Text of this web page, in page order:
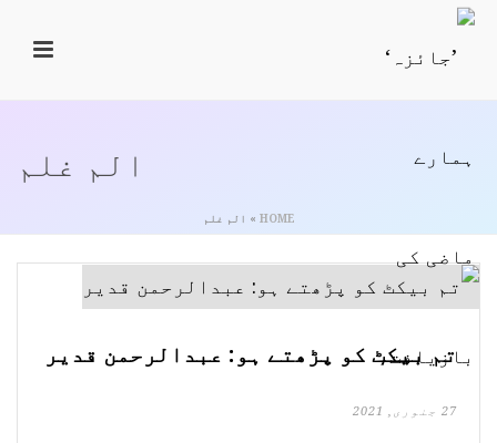
الم غلم
HOME
» الم غلم
تم بیکٹ کو پڑھتے ہو: عبدالرحمن قدیر
27 جنوری, 2021